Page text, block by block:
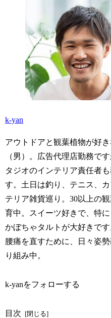
k-yan
アウトドアと観葉植物が好
（男）。広告代理店勤務で
タジオのインテリア責任者
す。土日は釣り、テニス、
テリア雑貨巡り。30以上の
育中。スイーツ好きで、特
かぼちゃタルトが大好きで
腰痛を直すために、日々姿
り組み中。
k-yanをフォローする
目次